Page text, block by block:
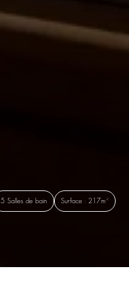
5 Salles de bain Surface : 217m²